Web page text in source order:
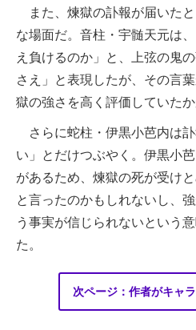
また、煉獄の訃報が届いた
な場面だ。音柱・宇髄天元は
え負けるのか」と、上弦の鬼
さえ」と表現したが、その言
獄の強さを高く評価していたか
さらに蛇柱・伊黒小芭内は
い」とだけつぶやく。伊黒小
があるため、煉獄の死が受け
と言ったのかもしれないし、
う事実が信じられないという
た。
次ページ：作者がキャ